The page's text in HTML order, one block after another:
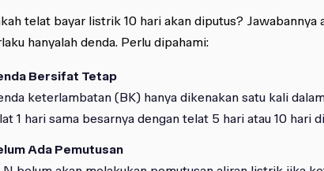
telat bayar listrik 10 hari akan diputus? Jawabannya
hanyalah denda. Perlu dipahami:
Bersifat Tetap
keterlambatan (BK) hanya dikenakan satu kali
1 hari sama besarnya dengan telat 5 hari atau 10 hari
Ada Pemutusan